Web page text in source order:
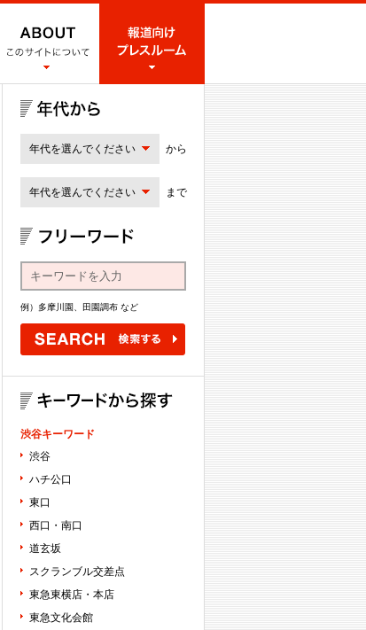
年代を選んでください から
年代を選んでください まで
例）多摩川園、田園調布 など
渋谷キーワード
渋谷
ハチ公口
東口
西口・南口
道玄坂
スクランブル交差点
東急東横店・本店
東急文化会館